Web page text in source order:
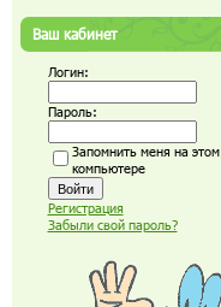
Ваш кабинет
Логин:
Пароль:
Запомнить меня на этом
компьютере
Регистрация
Забыли свой пароль?